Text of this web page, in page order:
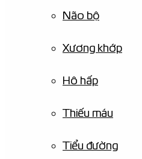
Não bộ
Xương khớp
Hô hấp
Thiếu máu
Tiểu đường